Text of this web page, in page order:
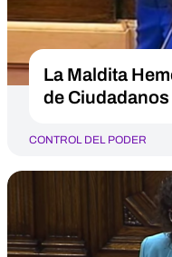
La Maldita
de
CONTROL DEL PODER